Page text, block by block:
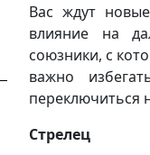
Вас ждут
влияние на
союзники, с
важно
переключиться
Стрелец